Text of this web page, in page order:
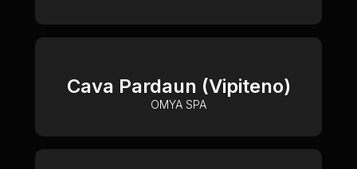
Cava Pardaun (Vipiteno)
OMYA SPA